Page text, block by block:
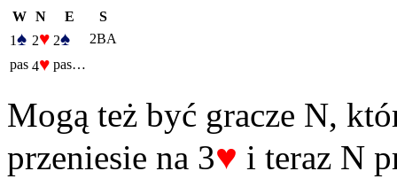
W N E
S
1♠ 2♥ 2♠
2BA
pas 4♥ pas…
Mogą też być gracze N,
przeniesie na 3♥ i teraz N